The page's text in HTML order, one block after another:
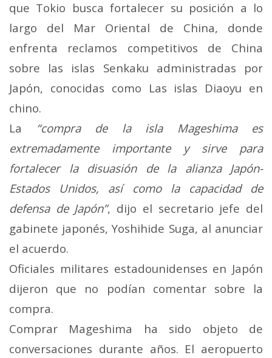
que Tokio busca fortalecer su posición a lo
largo del Mar Oriental de China, donde
enfrenta reclamos competitivos de China
sobre las islas Senkaku administradas por
Japón, conocidas como Las islas Diaoyu en
chino.
La “compra de la isla Mageshima es
extremadamente importante y sirve para
fortalecer la disuasión de la alianza Japón-
Estados Unidos, así como la capacidad de
defensa de Japón”, dijo el secretario jefe del
gabinete japonés, Yoshihide Suga, al anunciar
el acuerdo.
Oficiales militares estadounidenses en Japón
dijeron que no podían comentar sobre la
compra.
Comprar Mageshima ha sido objeto de
conversaciones durante años. El aeropuerto